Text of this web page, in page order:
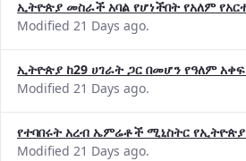
ኢትዮጵያ መስራች አባል የሆነችበት የአለም
Modified 21 Days ago.
ኢትዮጵያ ከ29 ሀገራት ጋር በመሆን የዓለም
Modified 21 Days ago.
የተባበሩት አረብ ኤምሬቶች ሚኒስትር
Modified 21 Days ago.